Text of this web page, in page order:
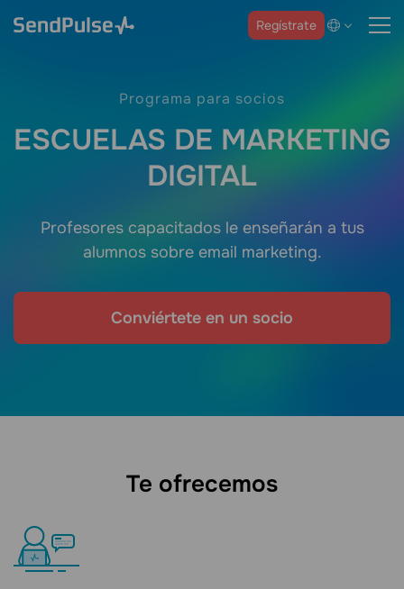
Regístrate
Programa para socios
ESCUELAS DE MARKETING
DIGITAL
Profesores capacitados le enseñarán a tus
alumnos sobre email marketing.
Conviértete en un socio
Te ofrecemos